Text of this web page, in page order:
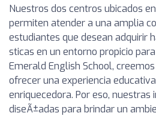
Nuestros dos centros ubicados
permiten atender a una amplia
estudiantes que desean
sticas en un entorno propicio
Emerald English School,
ofrecer una experiencia
enriquecedora. Por eso, nuestras
diseÃ±adas para brindar un